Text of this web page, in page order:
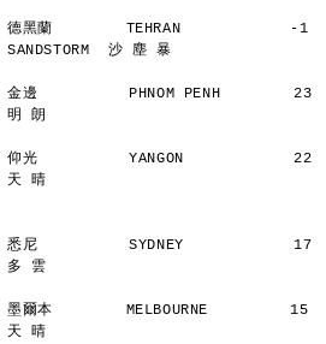
德黑蘭        TEHRAN            -
SANDSTORM  沙 塵 暴
金邊          PHNOM PENH
明 朗
仰光          YANGON
天 晴
悉尼          SYDNEY            17
多 雲
墨爾本        MELBOURNE
天 晴